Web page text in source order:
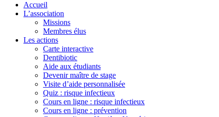
Accueil
L’association
Missions
Membres élus
Les actions
Carte interactive
Dentibiotic
Aide aux étudiants
Devenir maître de stage
Visite d’aide personnalisée
Quiz : risque infectieux
Cours en ligne : risque infectieux
Cours en ligne : prévention